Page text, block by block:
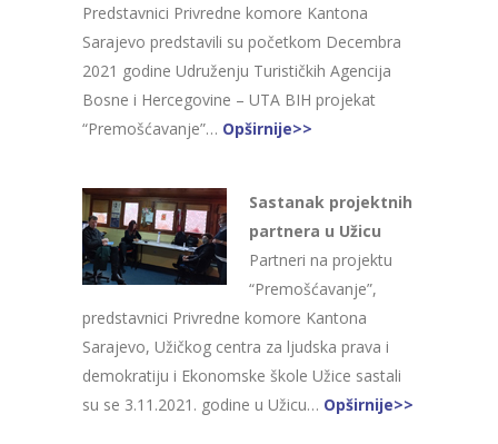
Predstavnici Privredne komore Kantona
Sarajevo predstavili su početkom Decembra
2021 godine Udruženju Turističkih Agencija
Bosne i Hercegovine – UTA BIH projekat
“Premošćavanje”… Opširnije>>
Sastanak projektnih
partnera u Užicu
Partneri na projektu
“Premošćavanje”,
predstavnici Privredne komore Kantona
Sarajevo, Užičkog centra za ljudska prava i
demokratiju i Ekonomske škole Užice sastali
su se 3.11.2021. godine u Užicu… Opširnije>>